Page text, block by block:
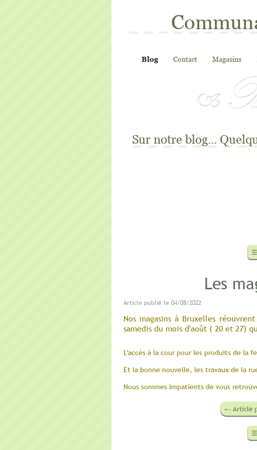
Blog Contact Magasins
Sur notre blog...
☰
Les
Article publié le 04/08/2022
Nos magasins à Bruxelles
samedis du mois d'août ( 20 et 27)
L'accès à la cour pour les produits de la
Et la bonne nouvelle, les travaux de la
Nous sommes impatients de vous
← Article
☰